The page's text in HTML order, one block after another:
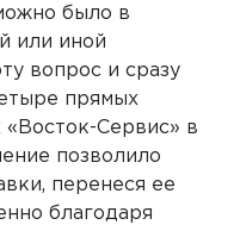
было в
или иной
вопрос и сразу
прямых
Сервис» в
позволило
перенеся ее
благодаря